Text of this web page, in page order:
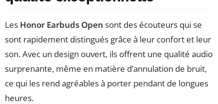
Les Honor Earbuds Open sont des écouteurs qui se
sont rapidement distingués grâce à leur confort et leur
son. Avec un design ouvert, ils offrent une qualité audio
surprenante, même en matière d’annulation de bruit,
ce qui les rend agréables à porter pendant de longues
heures.